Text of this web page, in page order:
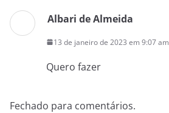
Albari de Almeida
13 de janeiro de 2023 em 9:07 am
Quero fazer
Fechado para comentários.